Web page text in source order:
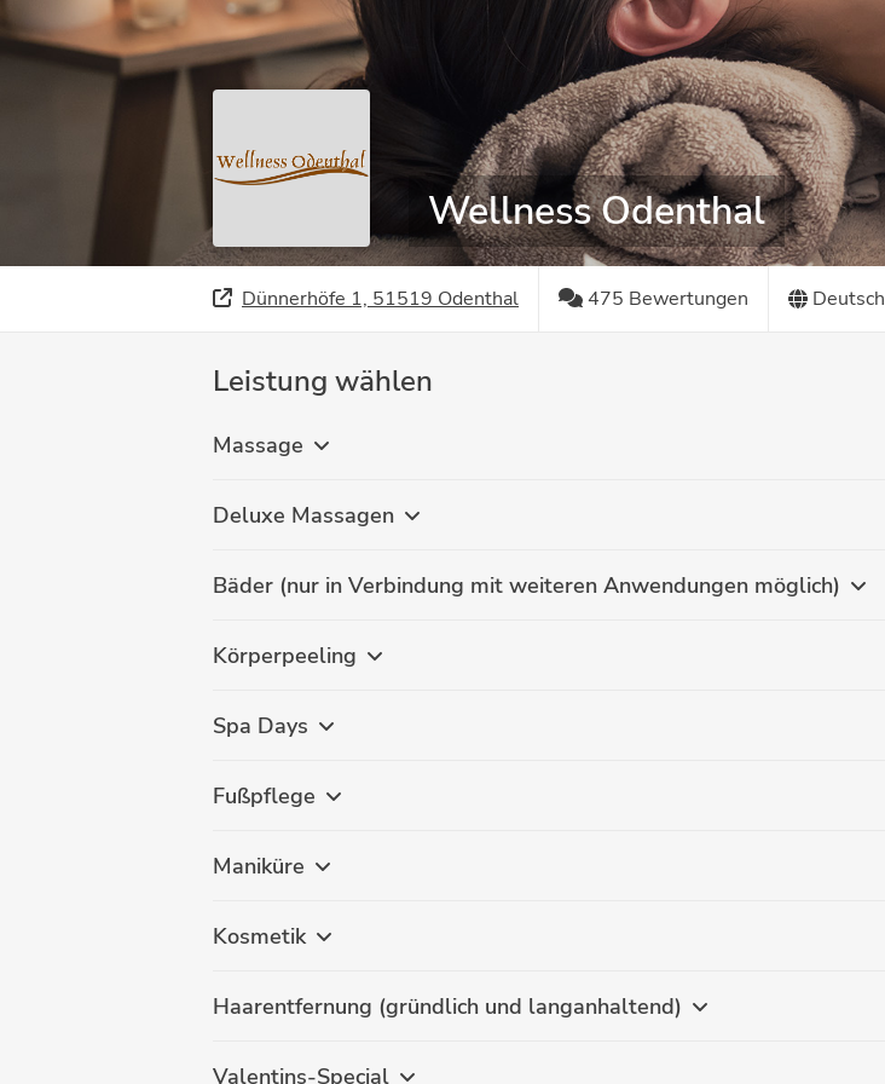
Wellness Odenthal
Dünnerhöfe 1, 51519 Odenthal 475 Bewertungen Deutsch
Leistung wählen
Massage
Deluxe Massagen
Bäder (nur in Verbindung mit weiteren Anwendungen möglich)
Körperpeeling
Spa Days
Fußpflege
Maniküre
Kosmetik
Haarentfernung (gründlich und langanhaltend)
Valentins-Special